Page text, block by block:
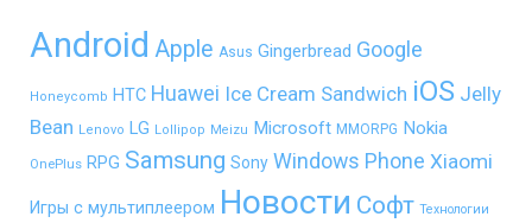
Android Apple Asus Gingerbread Google
Honeycomb HTC Huawei Ice Cream Sandwich iOS Jelly
Bean Lenovo LG Lollipop Meizu Microsoft MMORPG Nokia
OnePlus RPG Samsung Sony Windows Phone Xiaomi
Игры с мультиплеером Новости Софт Технологии